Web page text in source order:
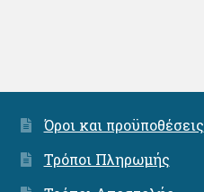
Όροι και προϋποθέσεις
Τρόποι Πληρωμής